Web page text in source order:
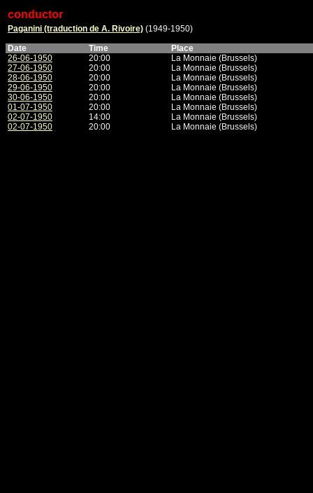
conductor
Paganini (traduction de A. Rivoire) (1949-1950)
Date
Time
Place
26-06-1950
20:00
La Monnaie (Brussels)
27-06-1950
20:00
La Monnaie (Brussels)
28-06-1950
20:00
La Monnaie (Brussels)
29-06-1950
20:00
La Monnaie (Brussels)
30-06-1950
20:00
La Monnaie (Brussels)
01-07-1950
20:00
La Monnaie (Brussels)
02-07-1950
14:00
La Monnaie (Brussels)
02-07-1950
20:00 La Monnaie (Brussels)